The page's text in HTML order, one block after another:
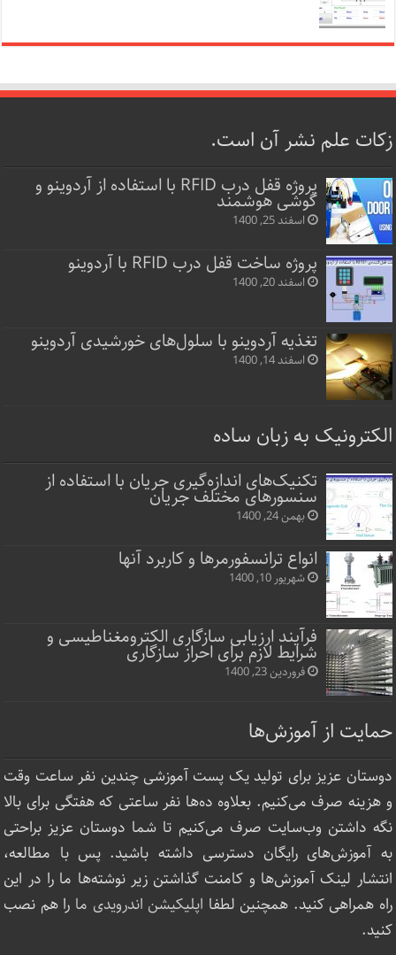
زکات علم نشر آن است.
پروژه قفل‌ درب RFID با استفاده از آردوینو و
گوشی هوشمند
اسفند 25, 1400
پروژه ساخت قفل‌ درب RFID با آردوینو
اسفند 20, 1400
تغذیه آردوینو با سلول‌های خورشیدی آردوینو
اسفند 14, 1400
الکترونیک به زبان ساده
تکنیک‌های اندازه‌گیری جریان با استفاده از
سنسورهای مختلف جریان
بهمن 24, 1400
انواع ترانسفورمرها و کاربرد آنها
شهریور 10, 1400
فرآیند ارزیابی سازگاری الکترومغناطیسی و
شرایط لازم برای احراز سازگاری
فروردین 23, 1400
حمایت از آموزش‌ها
دوستان عزیز برای تولید یک پست آموزشی چندین نفر ساعت‌ وقت
و هزینه صرف می‌کنیم. بعلاوه ده‌ها نفر ساعتی که هفتگی برای بالا
نگه داشتن وب‌سایت صرف ‌می‌کنیم تا شما دوستان عزیز براحتی
به آموزش‌های رایگان دسترسی داشته باشید. پس با مطالعه،
انتشار لینک‌ آموزش‌ها و کامنت گذاشتن زیر نوشته‌‌ها ما را در این
راه همراهی کنید. همچنین لطفا اپلیکیشن اندرویدی ما را هم نصب
کنید.